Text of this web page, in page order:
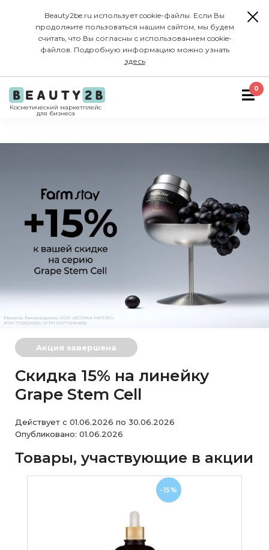
Beauty2be.ru использует cookie-файлы. Если Вы
продолжите пользоваться нашим сайтом, мы будем
считать, что Вы согласны с использованием cookie-
файлов. Подробную информацию можно узнать
здесь
Косметический маркетплейс
для бизнеса
0
Акция завершена
Скидка 15% на линейку
Grape Stem Cell
Действует с 01.06.2026 по 30.06.2026
Опубликовано: 01.06.2026
Товары, участвующие в акции
-15%